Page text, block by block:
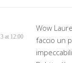
at 12:00
Wow
faccio un